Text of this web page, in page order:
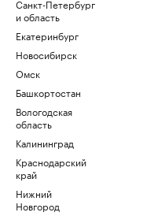
Санкт-Петербург
и область
Екатеринбург
Новосибирск
Омск
Башкортостан
Вологодская
область
Калининград
Краснодарский
край
Нижний
Новгород